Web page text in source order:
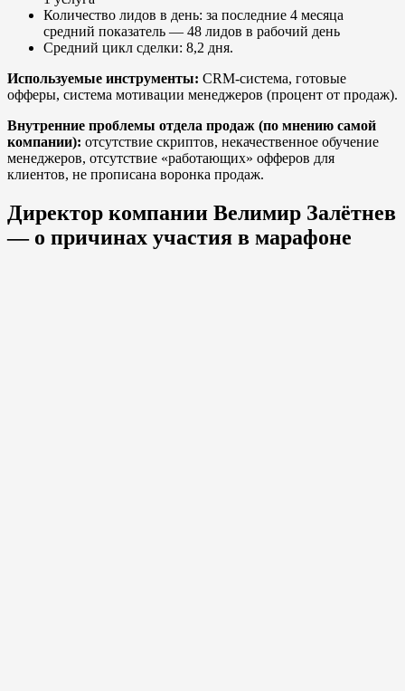
Количество лидов в день: за последние 4 месяца
средний показатель — 48 лидов в рабочий день
Средний цикл сделки: 8,2 дня.
Используемые инструменты: CRM-система, готовые
офферы, система мотивации менеджеров (процент от продаж).
Внутренние проблемы отдела продаж (по мнению самой
компании): отсутствие скриптов, некачественное обучение
менеджеров, отсутствие «работающих» офферов для
клиентов, не прописана воронка продаж.
Директор компании Велимир Залётнев
— о причинах участия в марафоне